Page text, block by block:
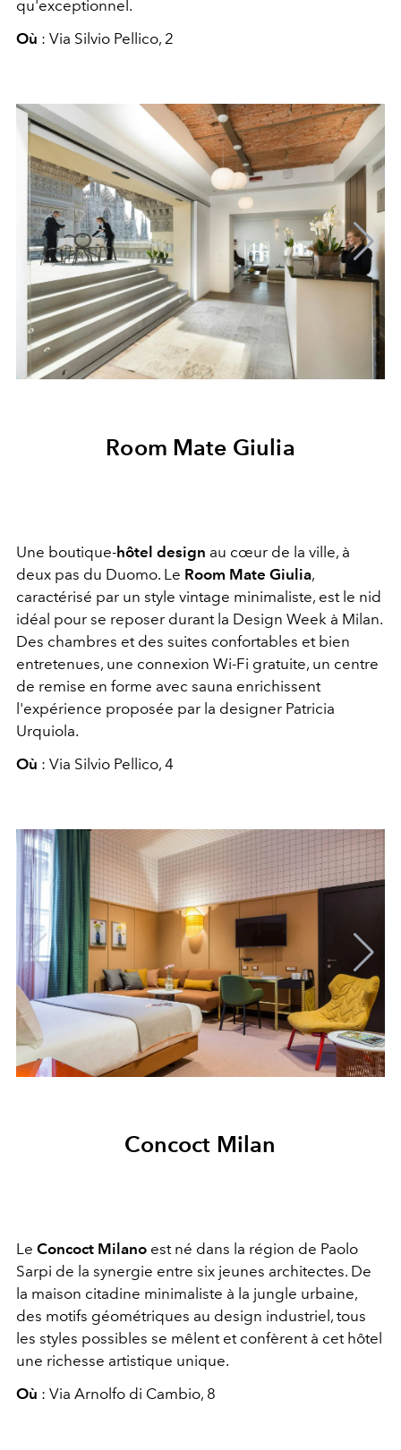
qu'exceptionnel.
Où : Via Silvio Pellico, 2
Room Mate Giulia
Une boutique-hôtel design au cœur de la ville, à
deux pas du Duomo. Le Room Mate Giulia,
caractérisé par un style vintage minimaliste, est le nid
idéal pour se reposer durant la Design Week à Milan.
Des chambres et des suites confortables et bien
entretenues, une connexion Wi-Fi gratuite, un centre
de remise en forme avec sauna enrichissent
l'expérience proposée par la designer Patricia
Urquiola.
Où : Via Silvio Pellico, 4
Concoct Milan
Le Concoct Milano est né dans la région de Paolo
Sarpi de la synergie entre six jeunes architectes. De
la maison citadine minimaliste à la jungle urbaine,
des motifs géométriques au design industriel, tous
les styles possibles se mêlent et confèrent à cet hôtel
une richesse artistique unique.
Où : Via Arnolfo di Cambio, 8